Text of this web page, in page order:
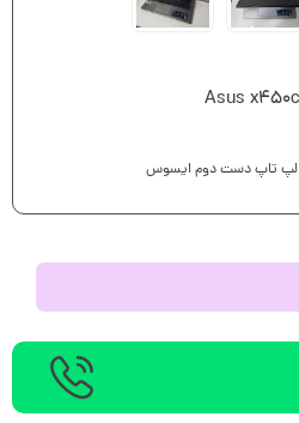
لپ تاپ دست دوم ایسوس